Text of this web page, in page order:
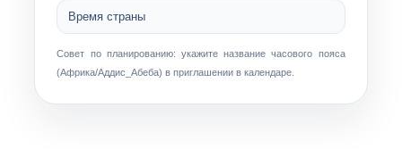
Время страны
Совет по планированию: укажите название часового пояса
(Африка/Аддис_Абеба) в приглашении в календаре.